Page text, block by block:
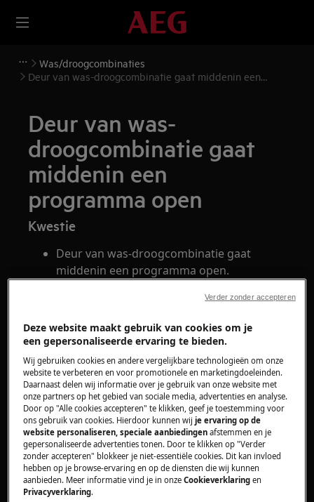
Was/droogcombinaties
Deur van was-droogcombinatie gaat middenin een
Deur van was-
droogcombinatie gaat
middenin een
programma open
Kwestie
Deur van was-droogcombinatie gaat
middenin een programma open.
Was-droogcombinatie
Oplossing
De deur kan doorgaans helemaal aan het begin
van een wasprogramma worden geopend door
op de start/pauze-knop te drukken.
Als de deur kan worden geopend als de
was-droogcombinatie is gevuld met water,
kies dan een pomp programma en haal
Deze website maakt gebruik van cookies om je
een gepersonaliseerde ervaring te bieden.
Wij gebruiken cookies en andere vergelijkbare technologieën om onze
website te verbeteren en voor promotionele en marketingdoeleinden.
Daarnaast delen wij informatie over je gebruik van onze website met
onze partners op het gebied van sociale media, advertenties en analyse.
Door op "Alle cookies accepteren" te klikken, geef je toestemming voor
ons gebruik van cookies. Hierdoor kunnen wijje ervaring op de
website personaliseren, speciale aanbiedingen afstemmen en je
gepersonaliseerde advertenties tonen. Door te klikken op "Verder
zonder accepteren" blokkeer je niet-essentiële cookies. Dit kan invloed
hebben op je browse-ervaring en op de diensten die wij kunnen
aanbieden. Meer informatie vind je in onzeCookieverklaring en
Privacyverklaring.
Verder zonder accepteren